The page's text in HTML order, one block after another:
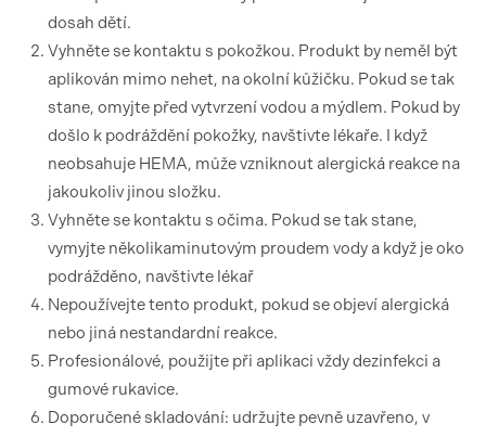
dosah dětí.
Vyhněte se kontaktu s pokožkou. Produkt by neměl být
aplikován mimo nehet, na okolní kůžičku. Pokud se tak
stane, omyjte před vytvrzení vodou a mýdlem. Pokud by
došlo k podráždění pokožky, navštivte lékaře. I když
neobsahuje HEMA, může vzniknout alergická reakce na
jakoukoliv jinou složku.
Vyhněte se kontaktu s očima. Pokud se tak stane,
vymyjte několikaminutovým proudem vody a když je oko
podrážděno, navštivte lékař
Nepoužívejte tento produkt, pokud se objeví alergická
nebo jiná nestandardní reakce.
Profesionálové, použijte při aplikaci vždy dezinfekci a
gumové rukavice.
Doporučené skladování: udržujte pevně uzavřeno, v